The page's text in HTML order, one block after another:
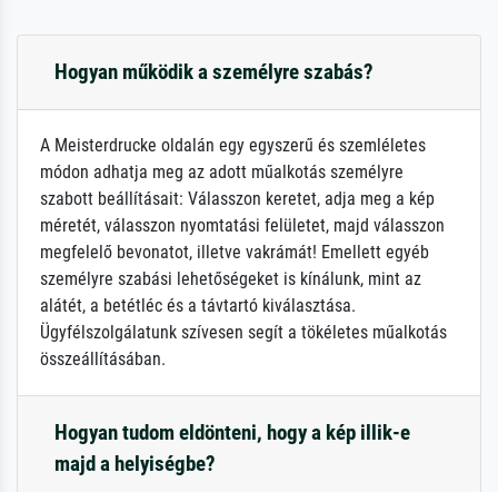
Hogyan működik a személyre szabás?
A Meisterdrucke oldalán egy egyszerű és szemléletes
módon adhatja meg az adott műalkotás személyre
szabott beállításait: Válasszon keretet, adja meg a kép
méretét, válasszon nyomtatási felületet, majd válasszon
megfelelő bevonatot, illetve vakrámát! Emellett egyéb
személyre szabási lehetőségeket is kínálunk, mint az
alátét, a betétléc és a távtartó kiválasztása.
Ügyfélszolgálatunk szívesen segít a tökéletes műalkotás
összeállításában.
Hogyan tudom eldönteni, hogy a kép illik-e
majd a helyiségbe?